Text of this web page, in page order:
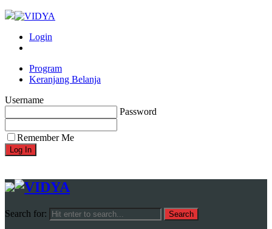
Login
Program
Keranjang Belanja
Username
Password
Remember Me
Search for: